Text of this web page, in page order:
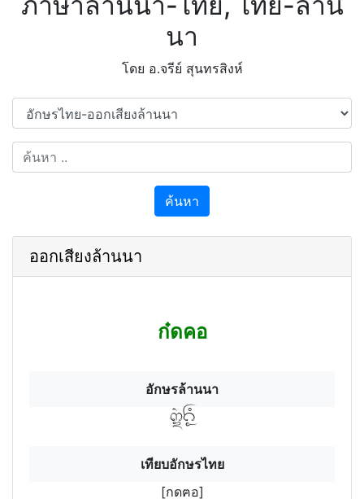
นา
โดย อ.จรีย์​ สุนทรสิงห์
ค้นหา
ออกเสียงล้านนา
ก๋ดคอ
อักษรล้านนา
กดฯ฿ฅํอฯ
เทียบอักษรไทย
[กดฅอ]